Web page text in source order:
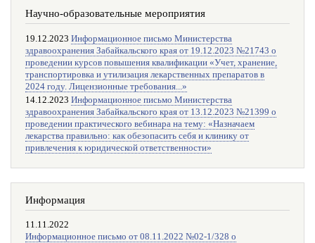
Научно-образовательные мероприятия
19.12.2023 Информационное письмо Министерства
здравоохранения Забайкальского края от 19.12.2023 №21743 о
проведении курсов повышения квалификации «Учет, хранение,
транспортировка и утилизация лекарственных препаратов в
2024 году. Лицензионные требования...»
14.12.2023 Информационное письмо Министерства
здравоохранения Забайкальского края от 13.12.2023 №21399 о
проведении практического вебинара на тему: «Назначаем
лекарства правильно: как обезопасить себя и клинику от
привлечения к юридической ответственности»
Информация
11.11.2022
Информационное письмо от 08.11.2022 №02-1/328 о